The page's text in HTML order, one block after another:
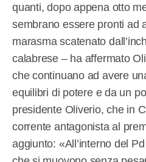
quanti, dopo appena otto
sembrano essere pronti ad
marasma scatenato
calabrese – ha affermato
che continuano ad avere
equilibri di potere e da un
presidente Oliverio, che in
corrente antagonista al
aggiunto: «All’interno del